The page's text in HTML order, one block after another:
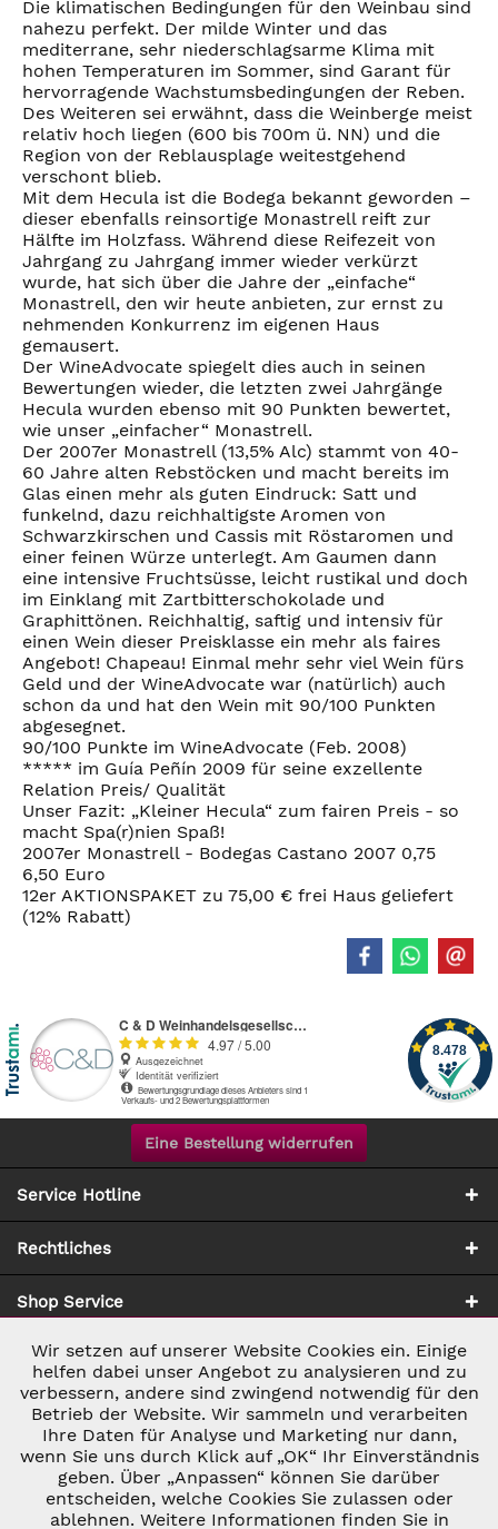
Die klimatischen Bedingungen für den Weinbau sind
nahezu perfekt. Der milde Winter und das
mediterrane, sehr niederschlagsarme Klima mit
hohen Temperaturen im Sommer, sind Garant für
hervorragende Wachstumsbedingungen der Reben.
Des Weiteren sei erwähnt, dass die Weinberge meist
relativ hoch liegen (600 bis 700m ü. NN) und die
Region von der Reblausplage weitestgehend
verschont blieb.
Mit dem Hecula ist die Bodega bekannt geworden –
dieser ebenfalls reinsortige Monastrell reift zur
Hälfte im Holzfass. Während diese Reifezeit von
Jahrgang zu Jahrgang immer wieder verkürzt
wurde, hat sich über die Jahre der „einfache“
Monastrell, den wir heute anbieten, zur ernst zu
nehmenden Konkurrenz im eigenen Haus
gemausert.
Der WineAdvocate spiegelt dies auch in seinen
Bewertungen wieder, die letzten zwei Jahrgänge
Hecula wurden ebenso mit 90 Punkten bewertet,
wie unser „einfacher“ Monastrell.
Der 2007er Monastrell (13,5% Alc) stammt von 40-
60 Jahre alten Rebstöcken und macht bereits im
Glas einen mehr als guten Eindruck: Satt und
funkelnd, dazu reichhaltigste Aromen von
Schwarzkirschen und Cassis mit Röstaromen und
einer feinen Würze unterlegt. Am Gaumen dann
eine intensive Fruchtsüsse, leicht rustikal und doch
im Einklang mit Zartbitterschokolade und
Graphittönen. Reichhaltig, saftig und intensiv für
einen Wein dieser Preisklasse ein mehr als faires
Angebot! Chapeau! Einmal mehr sehr viel Wein fürs
Geld und der WineAdvocate war (natürlich) auch
schon da und hat den Wein mit 90/100 Punkten
abgesegnet.
90/100 Punkte im WineAdvocate (Feb. 2008)
***** im Guía Peñín 2009 für seine exzellente
Relation Preis/ Qualität
Unser Fazit: „Kleiner Hecula“ zum fairen Preis - so
macht Spa(r)nien Spaß!
2007er Monastrell - Bodegas Castano 2007 0,75
6,50 Euro
12er AKTIONSPAKET zu 75,00 € frei Haus geliefert
(12% Rabatt)
Eine Bestellung widerrufen
Service Hotline
Rechtliches
Shop Service
Zahlung & Versand
* ALLE PREISE INKL. GESETZL. UMSATZSTEUER ZZGL.
Notwendig Aktiv
Marketing Inaktiv
Tracking Inaktiv
Wir setzen auf unserer Website Cookies ein. Einige
helfen dabei unser Angebot zu analysieren und zu
verbessern, andere sind zwingend notwendig für den
Betrieb der Website. Wir sammeln und verarbeiten
Ihre Daten für Analyse und Marketing nur dann,
wenn Sie uns durch Klick auf „OK“ Ihr Einverständnis
geben. Über „Anpassen“ können Sie darüber
entscheiden, welche Cookies Sie zulassen oder
ablehnen. Weitere Informationen finden Sie in